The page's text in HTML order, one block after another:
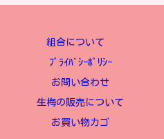
組合について
ﾌﾟﾗｲﾊﾞｼｰﾎﾟﾘｼｰ
お問い合わせ
生梅の販売について
お買い物カゴ